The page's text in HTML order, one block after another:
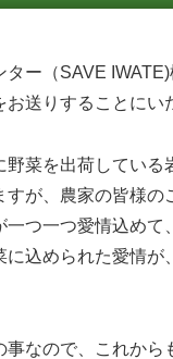
ー（SAVE
送りすることにい
菜を出荷している
が、農家の皆様の
つ一つ愛情込めて
に込められた愛情
なので、これから